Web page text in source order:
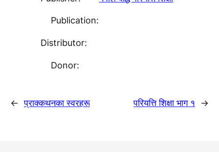
Publication:
Distributor:
Donor:
← प्राक्कथनका स्वरहरू परियत्ति शिक्षा भाग १ →